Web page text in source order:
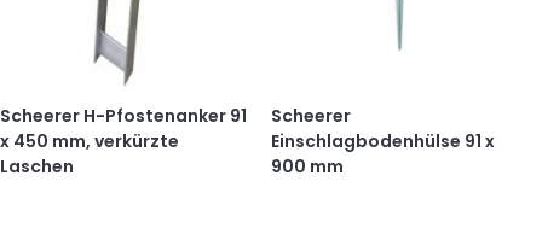
Scheerer H-Pfostenanker 91
x 450 mm, verkürzte
Laschen
Scheerer
Einschlagbodenhülse 91 x
900 mm